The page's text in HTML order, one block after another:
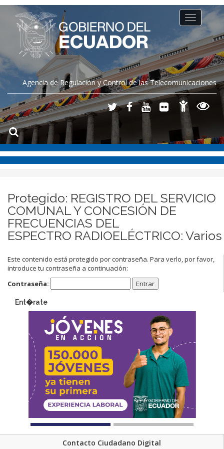
Agencia de Regulación y Control de las Telecomunicaciones
Toggle
navigation
Protegido: REGISTRO DEL SERVICIO
COMUNAL Y CONCESIÓN DE
FRECUENCIAS DEL
ESPECTRO RADIOELÉCTRICO: Varios
Este contenido está protegido por contraseña. Para verlo, por favor,
introduce tu contraseña a continuación:
Contraseña:
Ent�rate
Contacto Ciudadano Digital